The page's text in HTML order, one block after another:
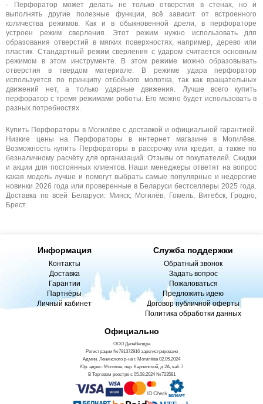
- Перфоратор может делать не только отверстия в стенах, но и
выполнять другие полезные функции, всё зависит от встроенного
количества режимов. Как и в обыкновенной дрели, в перфораторе
устроен режим сверления. Этот режим нужно использовать для
образования отверстий в мягких поверхностях, например, дерево или
пластик. Стандартный режим сверления с ударом считается основным
режимом в этом инструменте. В этом режиме можно образовывать
отверстия в твердом материале. В режиме удара перфоратор
используется по принципу отбойного молотка, так как вращательных
движений нет, а только ударные движения. Лучше всего купить
перфоратор с тремя режимами роботы. Его можно будет использовать в
разных потребностях.
Купить Перфораторы в Могилёве с доставкой и официальной гарантией.
Низкие цены на Перфораторы в интернет магазине в Могилёве.
Возможность купить Перфораторы в рассрочку или кредит, а также по
безналичному расчёту для организаций. Отзывы от покупателей. Скидки
и акции для постоянных клиентов. Наши менеджеры ответят на вопрос
какая модель лучше и помогут выбрать самые популярные и недорогие
новинки 2026 года или проверенные в Беларуси бестселлеры 2025 года.
Доставка по всей Беларуси: Минск, Могилёв, Гомель, Витебск, Гродно,
Брест.
Информация
Контакты
Доставка
Гарантии
Партнёры
Личный кабинет
Служба поддержки
Обратный звонок
Задать вопрос
Пожаловаться
Предложить идею
Договор публичной оферты
Политика обработки данных
Официально
ООО ДанаВендра
Регистрации №791372916 зарегистрировано
Админ. Ленинского р-на г. Могилёва 02.05.2024
Юр. адрес: Могилев, пер. Карпинской, д.2А, каб 7
В Торговом реестре с 05.08.2024 №723581